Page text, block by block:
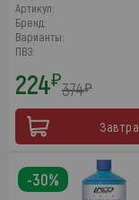
Артикул:
Бренд:
Варианты:
ПВЗ:
224₽374₽
Завтра
-30%